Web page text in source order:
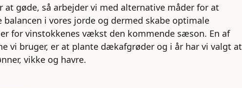
at gøde, så arbejder vi med alternative måder for at
balancen i vores jorde og dermed skabe optimale
for vinstokkenes vækst den kommende sæson. En af
vi bruger, er at plante dækafgrøder og i år har vi valgt at
vikke og havre.